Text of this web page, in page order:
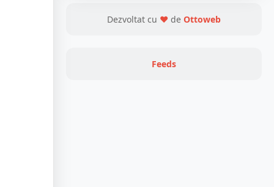
Dezvoltat cu ❤ de Ottoweb
Feeds